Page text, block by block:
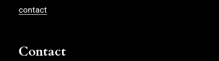
contact
Contact